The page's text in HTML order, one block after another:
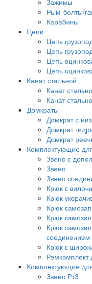
Зажимы
Рым-болты/
Карабины
Цепи
Цепь
Цепь
Цепь
Цепь
Канат стальной
Канат
Канат
Домкраты
Домкрат с
Домкрат
Домкрат
Комплектующие
Звено с
Звено
Звено
Крюк с
Крюк
Крюк
Крюк
Крюк
соединением
Крюк с
Комплектующие
Звено Рт3